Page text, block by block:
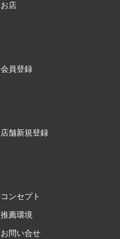
お店
会員登録
店舗新規登録
コンセプト
推薦環境
お問い合せ